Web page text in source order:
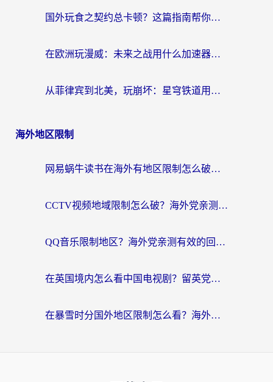
国外玩食之契约总卡顿？这篇指南帮你选对加速器（附瑞士地鼠传奇、菲律宾纳萨力克之王方案）
在欧洲玩漫威：未来之战用什么加速器最好用？老玩家亲测避坑指南
从菲律宾到北美，玩崩坏：星穹铁道用什么加速器好？我试过5款后选了它
海外地区限制
网易蜗牛读书在海外有地区限制怎么破解？3个实用方案帮你畅读无阻（附缅甸美国使用技巧）
CCTV视频地域限制怎么破？海外党亲测有效的回国加速解决方案
QQ音乐限制地区？海外党亲测有效的回国加速器选择指南（附听书音乐全攻略）
在英国境内怎么看中国电视剧？留英党亲测有效的追剧自由指南
在暴雪时分国外地区限制怎么看？海外党亲测有效的回国加速指南